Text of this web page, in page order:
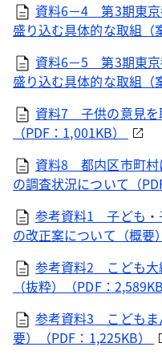
資料6－4 第3期東京
盛り込む具体的な取組（
資料6－5 第3期東京
盛り込む具体的な取組（
資料7 子供の意見を
（PDF：1,001KB）
資料8 都内区市町村
の調査状況について（
参考資料1 子ども・
の改正案について（概要
参考資料2 こども大
（抜粋）（PDF：
参考資料3 こどもま
要）（PDF：1,225KB）